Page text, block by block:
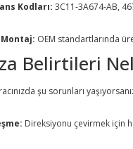
Kodları: 3C11-3A674-AB,
OEM standartlarında
Belirtileri
şu sorunları
Direksiyonu çevirmek için